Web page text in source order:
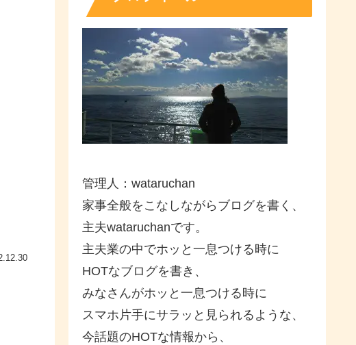
管理人：wataruchan
家事全般をこなしながらブログを書く、
主夫wataruchanです。
主夫業の中でホッと一息つける時に
HOTなブログを書き、
みなさんがホッと一息つける時に
スマホ片手にサラッと見られるような、
今話題のHOTな情報から、